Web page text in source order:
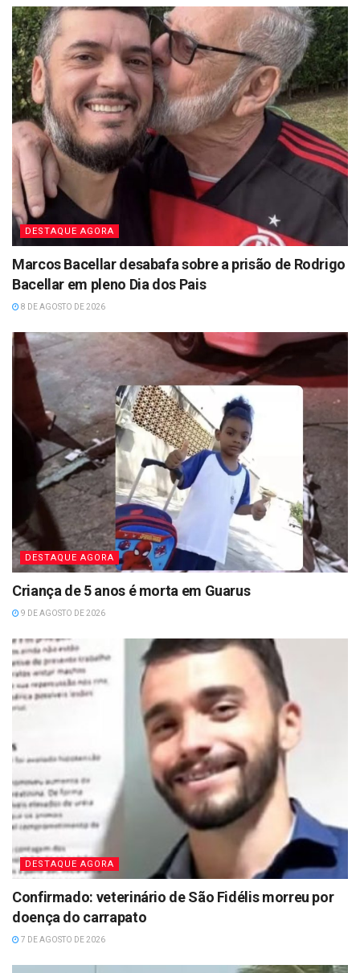
DESTAQUE AGORA
Marcos Bacellar desabafa sobre a prisão de Rodrigo
Bacellar em pleno Dia dos Pais
8 DE AGOSTO DE 2026
DESTAQUE AGORA
Criança de 5 anos é morta em Guarus
9 DE AGOSTO DE 2026
DESTAQUE AGORA
Confirmado: veterinário de São Fidélis morreu por
doença do carrapato
7 DE AGOSTO DE 2026